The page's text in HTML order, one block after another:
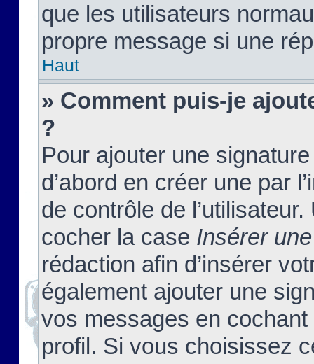
que les utilisateurs
propre message si une
Haut
» Comment puis-je
?
Pour ajouter une
d’abord en créer une par
de contrôle de
cocher la case Insérer
rédaction afin d’insérer
également ajouter une
vos messages en
profil. Si vous choisissez